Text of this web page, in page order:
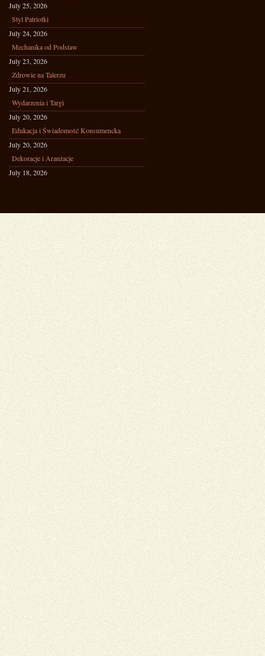
July 25, 2026
Styl Patriotki
July 24, 2026
Mechanika od Podstaw
July 23, 2026
Zdrowie na Talerzu
July 21, 2026
Wydarzenia i Targi
July 20, 2026
Edukacja i Świadomość Konsumencka
July 20, 2026
Dekoracje i Aranżacje
July 18, 2026